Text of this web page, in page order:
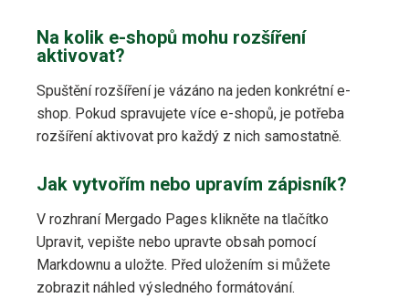
Na kolik e-shopů mohu rozšíření
aktivovat?
Spuštění rozšíření je vázáno na jeden konkrétní e-
shop. Pokud spravujete více e-shopů, je potřeba
rozšíření aktivovat pro každý z nich samostatně.
Jak vytvořím nebo upravím zápisník?
V rozhraní Mergado Pages klikněte na tlačítko
Upravit, vepište nebo upravte obsah pomocí
Markdownu a uložte. Před uložením si můžete
zobrazit náhled výsledného formátování.